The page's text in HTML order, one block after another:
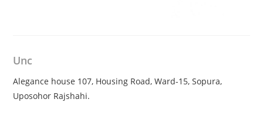
Unc
Alegance house 107, Housing Road, Ward-15, Sopura,
Uposohor Rajshahi.